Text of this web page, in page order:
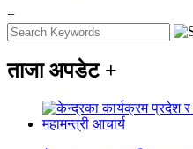
+
ताजा अपडेट +